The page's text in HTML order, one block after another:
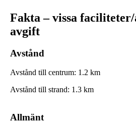
Fakta – vissa
avgift
Avstånd
Avstånd till centrum: 1.2 km
Avstånd till strand: 1.3 km
Allmänt